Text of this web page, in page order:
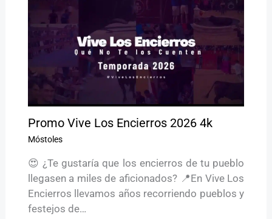
Promo Vive Los Encierros 2026 4k
Móstoles
😍 ¿Te gustaría que los encierros de tu pueblo
llegasen a miles de aficionados? 📍En Vive Los
Encierros llevamos años recorriendo pueblos y
festejos de…